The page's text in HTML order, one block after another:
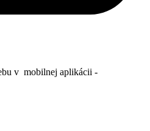
v mobilnej aplikácii -